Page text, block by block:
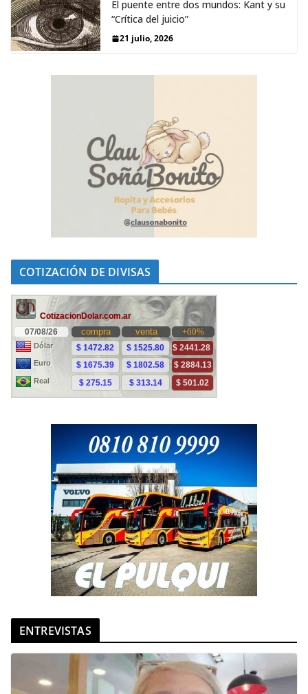
El puente entre dos mundos: Kant y su
“Crítica del juicio”
21 julio, 2026
COTIZACIÓN DE DIVISAS
ENTREVISTAS